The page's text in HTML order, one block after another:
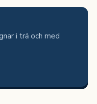
i trä och med